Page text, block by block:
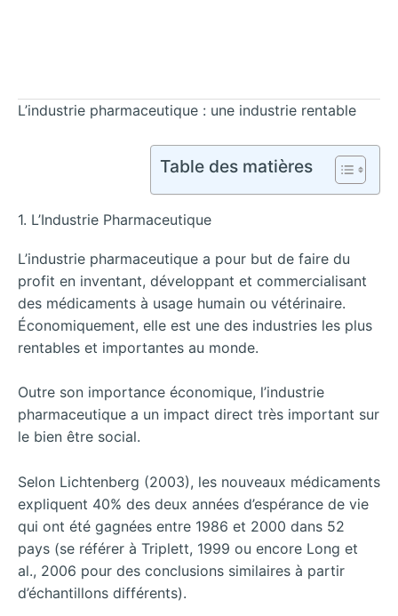
L’industrie pharmaceutique : une industrie rentable
Table des matières
1. L’Industrie Pharmaceutique
L’industrie pharmaceutique a pour but de faire du
profit en inventant, développant et commercialisant
des médicaments à usage humain ou vétérinaire.
Économiquement, elle est une des industries les plus
rentables et importantes au monde.
Outre son importance économique, l’industrie
pharmaceutique a un impact direct très important sur
le bien être social.
Selon Lichtenberg (2003), les nouveaux médicaments
expliquent 40% des deux années d’espérance de vie
qui ont été gagnées entre 1986 et 2000 dans 52
pays (se référer à Triplett, 1999 ou encore Long et
al., 2006 pour des conclusions similaires à partir
d’échantillons différents).